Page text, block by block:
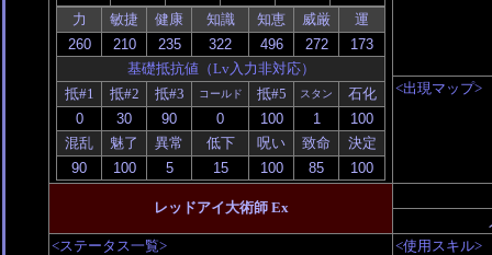
力 敏捷 健康 知識 知恵 威厳 運
基礎抵抗値（Lv入力非対応）
抵#1
抵#2 抵#3 コールド 抵#5 スタン 石化
混乱 魅了 異常 低下 呪い 致命 決定
<出現マップ>
レッドアイ大術師 Ex
<ステータス一覧>
<使用スキル>